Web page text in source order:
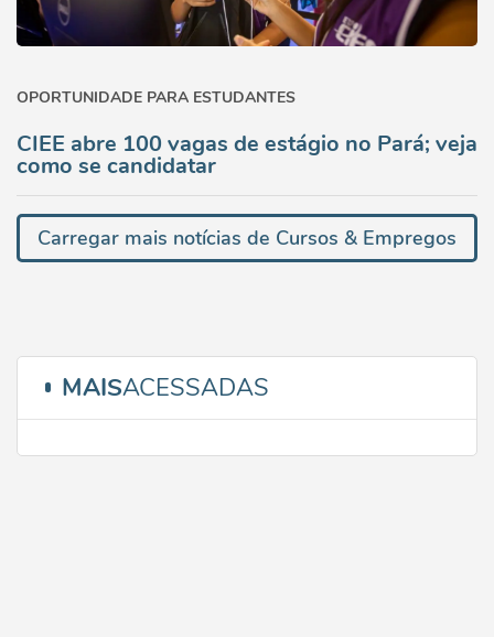
OPORTUNIDADE PARA ESTUDANTES
CIEE abre 100 vagas de estágio no Pará; veja
como se candidatar
Carregar mais notícias de Cursos & Empregos
MAISACESSADAS